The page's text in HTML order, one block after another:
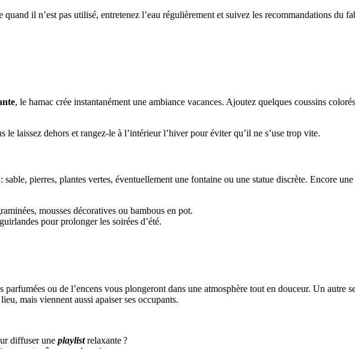
il n’est pas utilisé, entretenez l’eau régulièrement et suivez les recommandations du
, le hamac crée instantanément une ambiance vacances. Ajoutez quelques coussins
laissez dehors et rangez-le à l’intérieur l’hiver pour éviter qu’il ne s’use trop vite.
pierres, plantes vertes, éventuellement une fontaine ou une statue discrète. Encore
mousses décoratives ou bambous en pot.
pour prolonger les soirées d’été.
ou de l’encens vous plongeront dans une atmosphère tout en douceur. Un autre
mais viennent aussi apaiser ses occupants.
diffuser une playlistrelaxante ?